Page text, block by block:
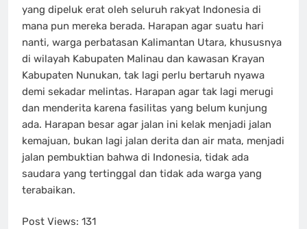
yang dipeluk erat oleh seluruh rakyat Indonesia di
mana pun mereka berada. Harapan agar suatu hari
nanti, warga perbatasan Kalimantan Utara, khususnya
di wilayah Kabupaten Malinau dan kawasan Krayan
Kabupaten Nunukan, tak lagi perlu bertaruh nyawa
demi sekadar melintas. Harapan agar tak lagi merugi
dan menderita karena fasilitas yang belum kunjung
ada. Harapan besar agar jalan ini kelak menjadi jalan
kemajuan, bukan lagi jalan derita dan air mata, menjadi
jalan pembuktian bahwa di Indonesia, tidak ada
saudara yang tertinggal dan tidak ada warga yang
terabaikan.
Post Views: 131